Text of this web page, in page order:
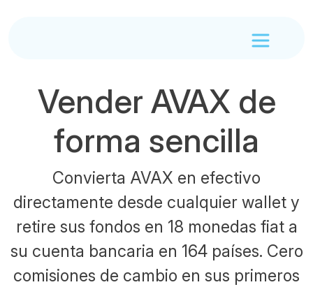
Vender AVAX de
forma sencilla
Convierta AVAX en efectivo
directamente desde cualquier wallet y
retire sus fondos en 18 monedas fiat a
su cuenta bancaria en 164 países. Cero
comisiones de cambio en sus primeros